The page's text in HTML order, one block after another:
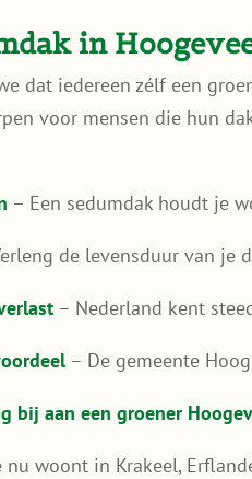
in
dat iedereen zélf een
voor mensen die hun
– Een sedumdak houdt je
de levensduur van je
– Nederland kent
– De gemeente
bij aan een groener
nu woont in Krakeel,